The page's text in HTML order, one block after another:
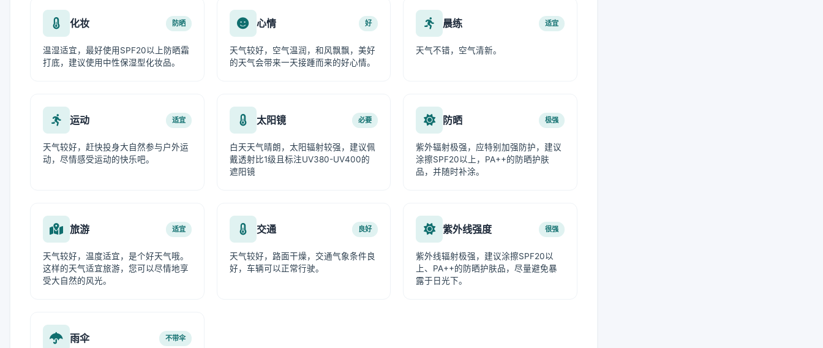
化妆 防晒
温湿适宜，最好使用SPF20以上防晒霜
打底，建议使用中性保湿型化妆品。
心情 好
天气较好，空气温润，和风飘飘，美好
的天气会带来一天接踵而来的好心情。
晨练 适宜
天气不错，空气清新。
运动 适宜
天气较好，赶快投身大自然参与户外运
动，尽情感受运动的快乐吧。
太阳镜 必要
白天天气晴朗，太阳辐射较强，建议佩
戴透射比1级且标注UV380-UV400的
遮阳镜
防晒 极强
紫外辐射极强，应特别加强防护，建议
涂擦SPF20以上，PA++的防晒护肤
品，并随时补涂。
旅游 适宜
天气较好，温度适宜，是个好天气哦。
这样的天气适宜旅游，您可以尽情地享
受大自然的风光。
交通 良好
天气较好，路面干燥，交通气象条件良
好，车辆可以正常行驶。
紫外线强度 很强
紫外线辐射极强，建议涂擦SPF20以
上、PA++的防晒护肤品，尽量避免暴
露于日光下。
雨伞 不带伞